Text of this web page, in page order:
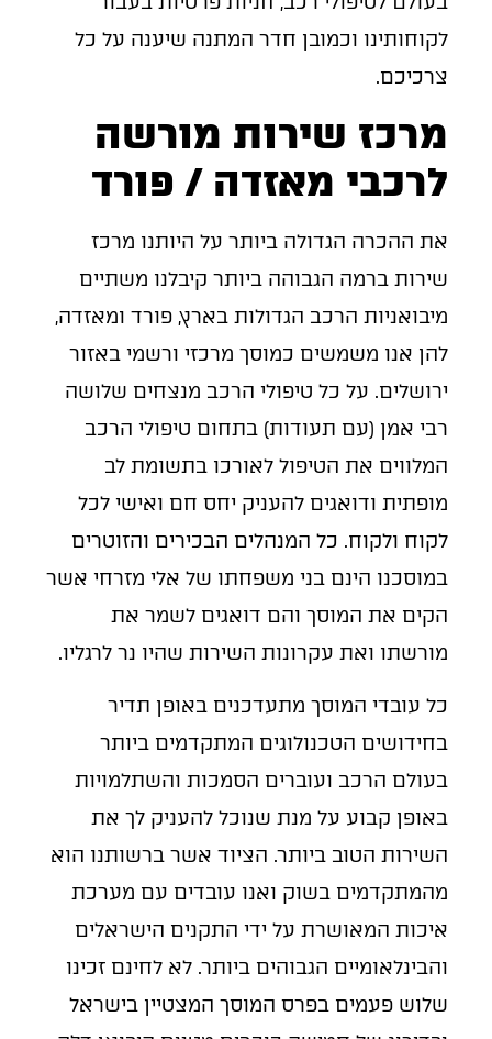
לקוחותינו וכמובן חדר המתנה שיענה על כל
צרכיכם.
מרכז שירות מורשה
לרכבי מאזדה / פורד
את ההכרה הגדולה ביותר על היותנו מרכז
שירות ברמה הגבוהה ביותר קיבלנו משתיים
מיבואניות הרכב הגדולות בארץ, פורד ומאזדה,
להן אנו משמשים כמוסך מרכזי ורשמי באזור
ירושלים. על כל טיפולי הרכב מנצחים שלושה
רבי אמן (עם תעודות) בתחום טיפולי הרכב
המלווים את הטיפול לאורכו בתשומת לב
מופתית ודואגים להעניק יחס חם ואישי לכל
לקוח ולקוח. כל המנהלים הבכירים והזוטרים
במוסכנו הינם בני משפחתו של אלי מזרחי אשר
הקים את המוסך והם דואגים לשמר את
מורשתו ואת עקרונות השירות שהיו נר לרגליו.
כל עובדי המוסך מתעדכנים באופן תדיר
בחידושים הטכנולוגים המתקדמים ביותר
בעולם הרכב ועוברים הסמכות והשתלמויות
באופן קבוע על מנת שנוכל להעניק לך את
השירות הטוב ביותר. הציוד אשר ברשותנו הוא
מהמתקדמים בשוק ואנו עובדים עם מערכת
איכות המאושרת על ידי התקנים הישראלים
והבינלאומיים הגבוהים ביותר. לא לחינם זכינו
שלוש פעמים בפרס המוסך המצטיין בישראל